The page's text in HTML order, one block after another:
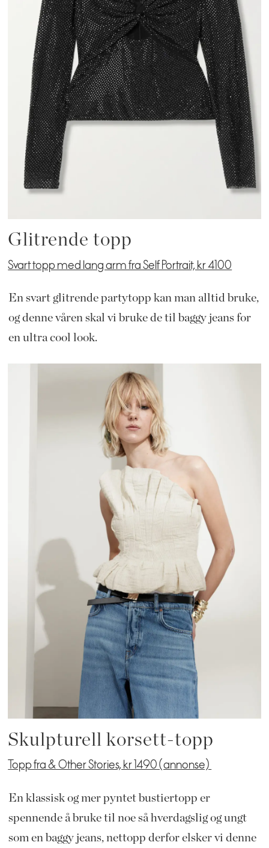
Glitrende topp
Svart topp med lang arm fra Self Portrait, kr 4100
En svart glitrende partytopp kan man alltid bruke,
og denne våren skal vi bruke de til baggy jeans for
en ultra cool look.
Skulpturell korsett-topp
Topp fra & Other Stories, kr 1490 (annonse)
En klassisk og mer pyntet bustiertopp er
spennende å bruke til noe så hverdagslig og ungt
som en baggy jeans, nettopp derfor elsker vi denne